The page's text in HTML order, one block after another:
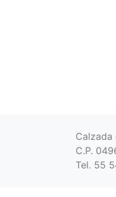
Calzada
C.P.
Tel. 55